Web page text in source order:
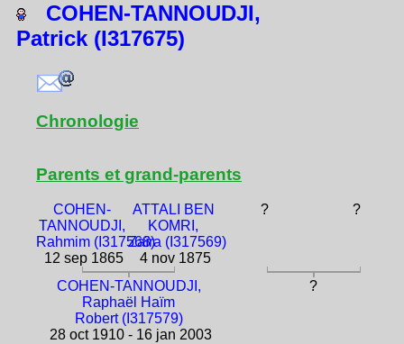
COHEN-TANNOUDJI,
Patrick (I317675)
Chronologie
Parents et grand-parents
COHEN-
TANNOUDJI,
Rahmim (I317568)
12 sep 1865
ATTALI BEN
KOMRI,
Zaïra (I317569)
4 nov 1875
? ?
COHEN-TANNOUDJI,
Raphaël Haïm
Robert (I317579)
28 oct 1910 - 16 jan 2003
?